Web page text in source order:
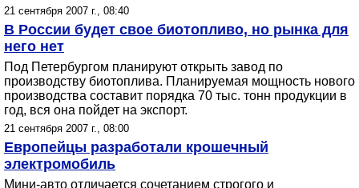
21 сентября 2007 г., 08:40
В России будет свое биотопливо, но рынка для
него нет
Под Петербургом планируют открыть завод по
производству биотоплива. Планируемая мощность нового
производства составит порядка 70 тыс. тонн продукции в
год, вся она пойдет на экспорт.
21 сентября 2007 г., 08:00
Европейцы разработали крошечный
электромобиль
Мини-авто отличается сочетанием строгого и